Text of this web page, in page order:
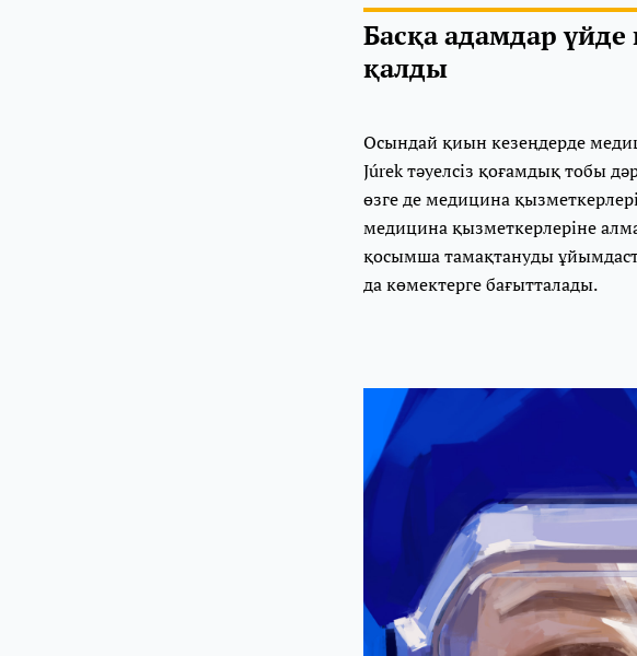
Басқа адамдар үйде
қалды
Осындай қиын кезеңдерде
Júrek тәуелсіз қоғамдық тобы
өзге де медицина
медицина қызметкерлеріне
қосымша тамақтануды
да көмектерге бағытталады.